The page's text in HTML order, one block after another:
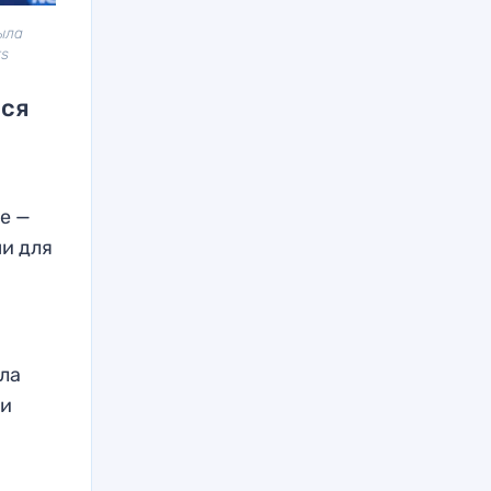
—
для